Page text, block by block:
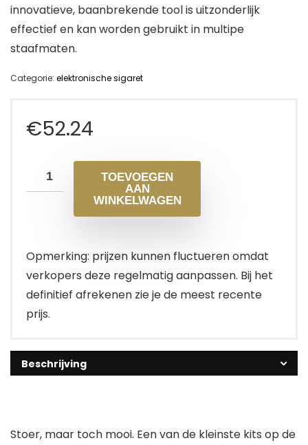
innovatieve, baanbrekende tool is uitzonderlijk
effectief en kan worden gebruikt in multipe
staafmaten.
Categorie: elektronische sigaret
€52.24
TOEVOEGEN
AAN
WINKELWAGEN
Opmerking: prijzen kunnen fluctueren omdat
verkopers deze regelmatig aanpassen. Bij het
definitief afrekenen zie je de meest recente
prijs.
Beschrijving
Stoer, maar toch mooi. Een van de kleinste kits op de